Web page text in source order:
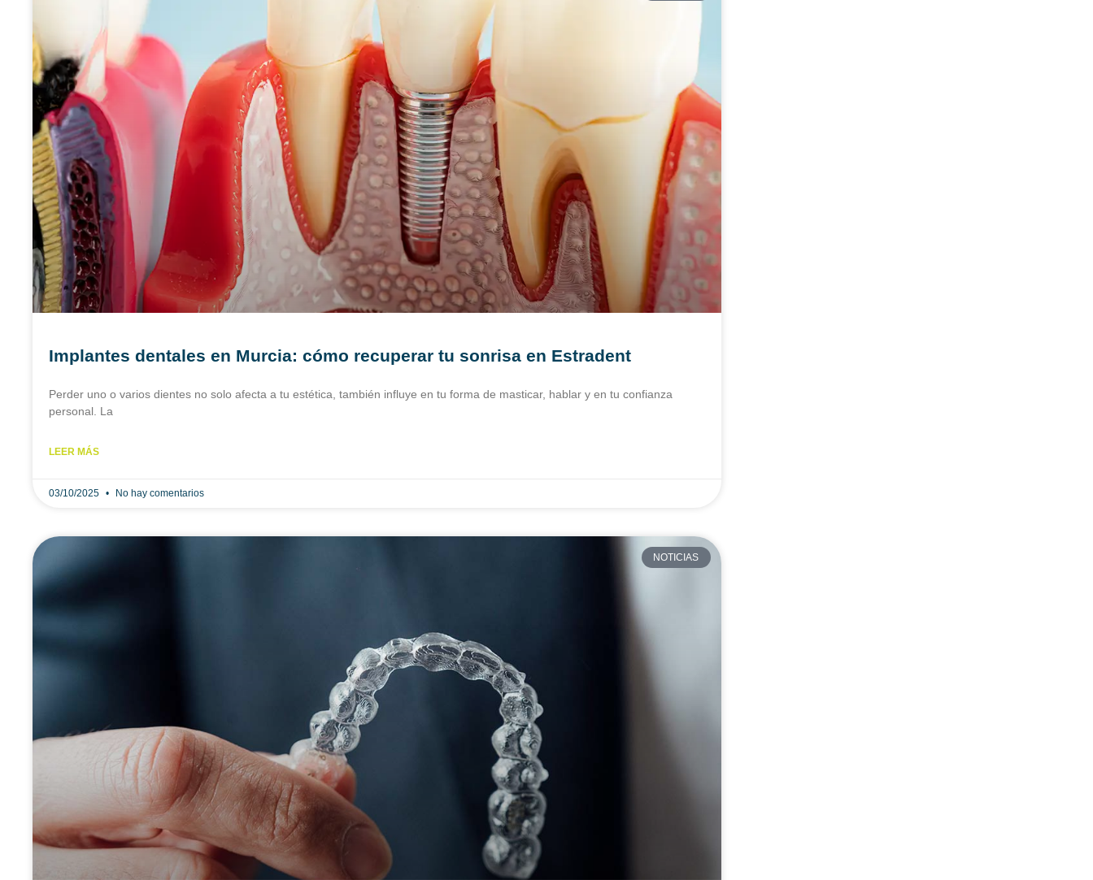
Implantes dentales en Murcia: cómo recuperar tu sonrisa en Estradent
Perder uno o varios dientes no solo afecta a tu estética, también influye en tu forma de masticar, hablar y en tu confianza
personal. La
LEER MÁS
03/10/2025 No hay comentarios
NOTICIAS